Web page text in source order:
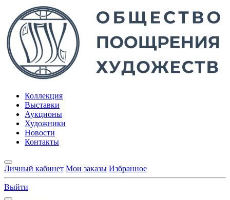
Коллекция
Выставки
Аукционы
Художники
Новости
Контакты
Личный кабинет Мои заказы Избранное
Выйти